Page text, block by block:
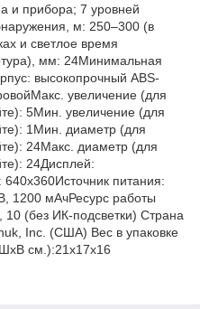
и прибора; 7 уровней
м: 250–300 (в
и светлое время
мм: 24Минимальная
высокопрочный ABS-
увеличение (для
5Мин. увеличение (для
1Мин. диаметр (для
24Макс. диаметр (для
24Дисплей:
питания:
1200 мАчРесурс работы
10 (без ИК-подсветки) Страна
Inc. (США) Вес в упаковке
см.):21x17x16